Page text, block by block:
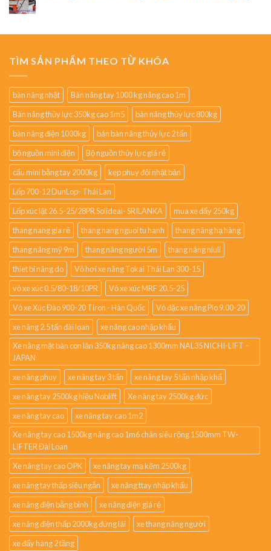
TÌM SẢN PHẨM THEO TỪ KHÓA
bàn nâng nhật
Bàn nâng tay 1000 kg nâng cao 1m
Bàn nâng thủy lực 350kg cao 1m5
bàn nâng thủy lực 800kg
bàn nâng điện 1000kg
bán bàn nâng thủy lực 2 tấn
bộ nguồn mini điện
Bộ nguồn thủy lực giá rẻ
cẩu mini bằng tay 2000kg
kẹp phuy đôi nhật bản
Lốp 700-12 DunLop- Thái Lan
Lốp xúc lật 26.5-25/28PR Solideal- SRILANKA
mua xe đẩy 250kg
thang nang gia rẻ
thang nang nguoi tu hanh
thang nâng hạ hàng
thang nâng mỹ 9m
thang nâng người 5m
thang nâng niuli
thiet bi nâng do
Vỏ hơi xe nâng Tokai Thái Lan 300-15
vỏ xe xúc 0.5/80-18/10PR
Vỏ xe xúc MRF 20.5-25
Vỏ xe Xúc Đào 900-20 Tiron - Hàn Quốc
Vỏ đặc xe nâng Pio 9.00-20
xe nâng 2.5 tấn đài loan
xe nâng cao nhập khẩu
Xe nâng mặt bàn con lăn 350kg nâng cao 1300mm NAL35 NICHI-LIFT –
JAPAN
xe nâng phuy
xe nâng tay 3 tấn
xe nâng tay 5 tấn nhập khẩ
xe nâng tay 2500kg hiệu Noblift
Xe nâng tay 2500kg đức
xe nâng tay cao
xe nâng tay cao 1m2
Xe nâng tay cao 1500kg nâng cao 1m6 chân siêu rộng 1500mm TW-
LIFTER Đài Loan
Xe nâng tay cao OPK
xe nâng tay mạ kẽm 2500kg
xe nâng tay thấp siêu ngắn
xe nâng ttay nhập khẩu
xe nâng điện bằng bình
xe nâng điện giá rẻ
xe nâng điện thấp 2000kg đứng lái
xe thang nâng người
xe đẩy hàng 2 tầng